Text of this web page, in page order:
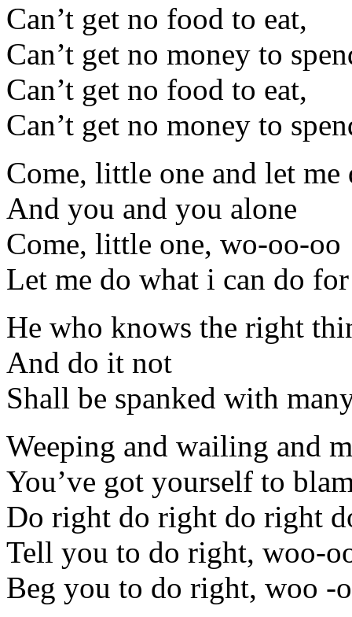
Can’t get no food to eat,
Can’t get no money to
Can’t get no food to eat,
Can’t get no money to
Come, little one and let
And you and you alone
Come, little one, wo-oo-oo
Let me do what i can do
He who knows the right
And do it not
Shall be spanked with
Weeping and wailing and
You’ve got yourself to
Do right do right do right
Tell you to do right, woo-
Beg you to do right, woo -